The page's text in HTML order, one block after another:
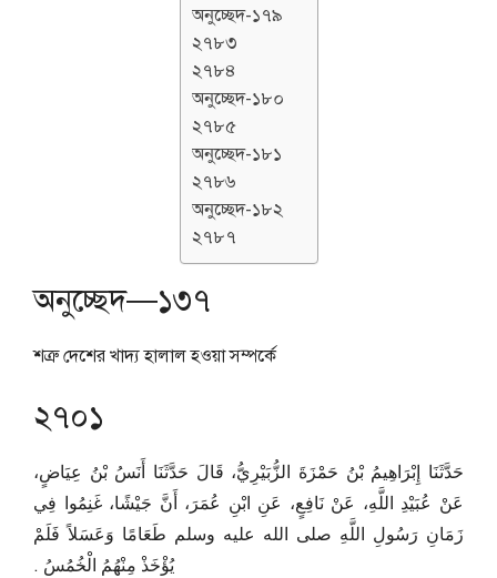
অনুচ্ছেদ-১৭৯
২৭৮৩
২৭৮৪
অনুচ্ছেদ-১৮০
২৭৮৫
অনুচ্ছেদ-১৮১
২৭৮৬
অনুচ্ছেদ-১৮২
২৭৮৭
অনুচ্ছেদ—১৩৭
শত্রু দেশের খাদ্য হালাল হওয়া সম্পর্কে
২৭০১
حَدَّثَنَا إِبْرَاهِيمُ بْنُ حَمْزَةَ الزُّبَيْرِيُّ، قَالَ حَدَّثَنَا أَنَسُ بْنُ عِيَاضٍ،
عَنْ عُبَيْدِ اللَّهِ، عَنْ نَافِعٍ، عَنِ ابْنِ عُمَرَ، أَنَّ جَيْشًا، غَنِمُوا فِي
زَمَانِ رَسُولِ اللَّهِ صلى الله عليه وسلم طَعَامًا وَعَسَلاً فَلَمْ
يُؤْخَذْ مِنْهُمُ الْخُمُسُ ‏.‏